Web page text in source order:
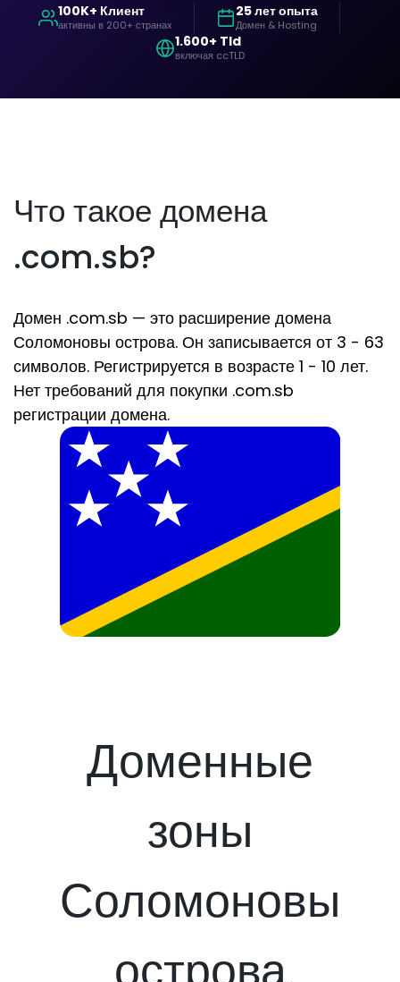
100K+ Клиент
активны в 200+ странах
25 лет опыта
Домен & Hosting
1.600+ Tld
включая ccTLD
Что такое домена
.com.sb?
Домен .com.sb — это расширение домена
Соломоновы острова. Он записывается от 3 - 63
символов. Регистрируется в возрасте 1 - 10 лет.
Нет требований для покупки .com.sb
регистрации домена.
Доменные
зоны
Соломоновы